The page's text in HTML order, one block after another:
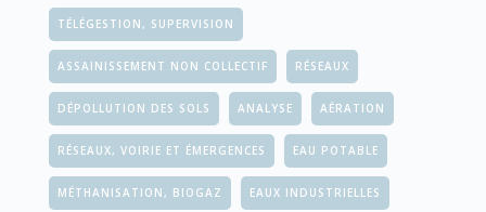
TÉLÉGESTION, SUPERVISION
ASSAINISSEMENT NON COLLECTIF RÉSEAUX
DÉPOLLUTION DES SOLS ANALYSE AÉRATION
RÉSEAUX, VOIRIE ET ÉMERGENCES EAU POTABLE
MÉTHANISATION, BIOGAZ EAUX INDUSTRIELLES